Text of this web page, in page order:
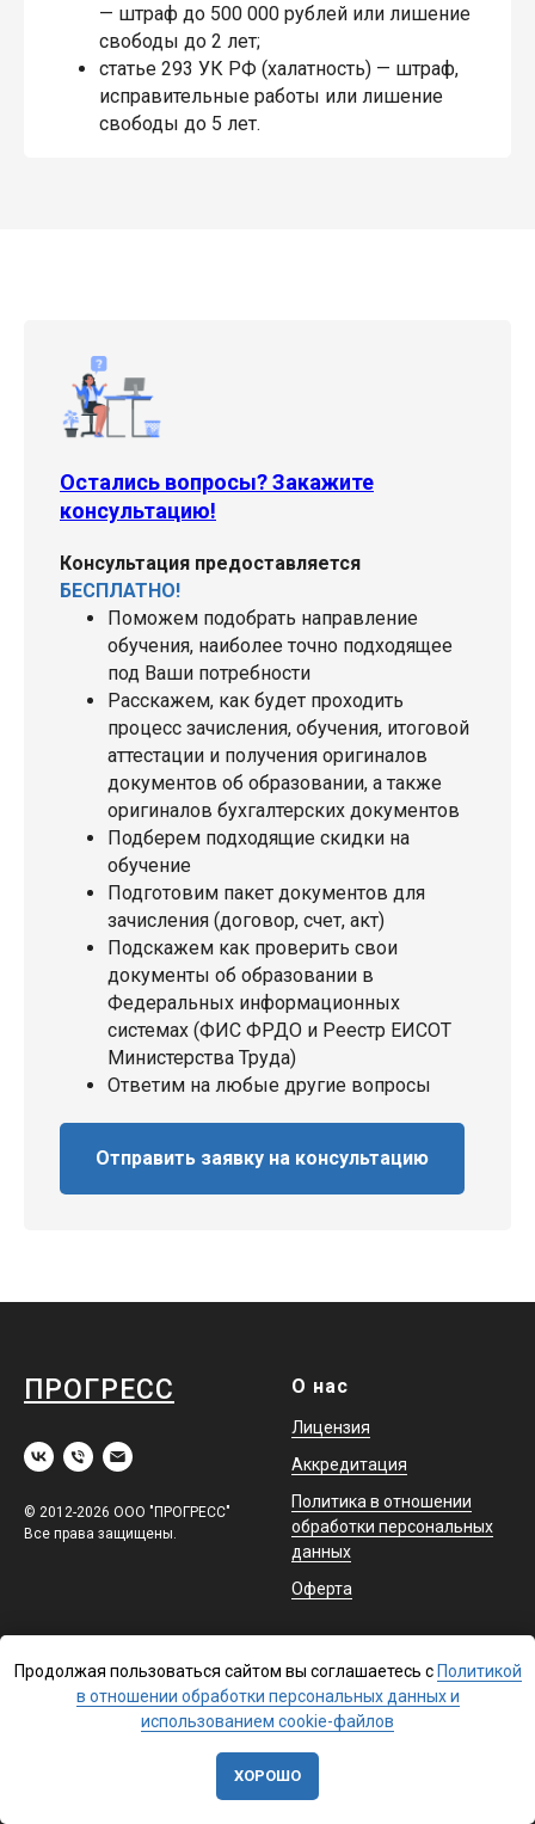
— штраф до 500 000 рублей или лишение
свободы до 2 лет;
статье 293 УК РФ (халатность) — штраф,
исправительные работы или лишение
свободы до 5 лет.
Остались вопросы? Закажите
консультацию!
Консультация предоставляется
БЕСПЛАТНО!
Поможем подобрать направление
обучения, наиболее точно подходящее
под Ваши потребности
Расскажем, как будет проходить
процесс зачисления, обучения, итоговой
аттестации и получения оригиналов
документов об образовании, а также
оригиналов бухгалтерских документов
Подберем подходящие скидки на
обучение
Подготовим пакет документов для
зачисления (договор, счет, акт)
Подскажем как проверить свои
документы об образовании в
Федеральных информационных
системах (ФИС ФРДО и Реестр ЕИСОТ
Министерства Труда)
Ответим на любые другие вопросы
Отправить заявку на консультацию
ПРОГРЕСС
© 2012-2026 ООО "ПРОГРЕСС"
Все права защищены.
О нас
Лицензия
Аккредитация
Политика в отношении
обработки персональных
данных
Оферта
Повышение квалификации
Профессиональная
Доставка
Контакты
Продолжая пользоваться сайтом вы соглашаетесь с Политикой
в отношении обработки персональных данных и
использованием cookie-файлов
ХОРОШО